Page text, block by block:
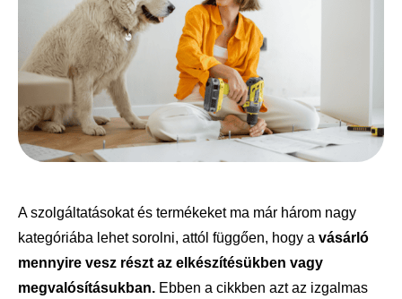
A szolgáltatásokat és termékeket ma már három nagy
kategóriába lehet sorolni, attól függően, hogy a vásárló
mennyire vesz részt az elkészítésükben vagy
megvalósításukban. Ebben a cikkben azt az izgalmas